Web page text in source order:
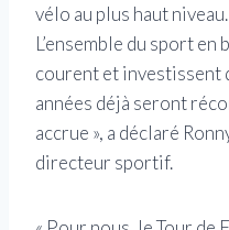
vélo au plus haut
L’ensemble du sport
courent et investissent
années déjà seront
accrue », a déclaré
directeur sportif.